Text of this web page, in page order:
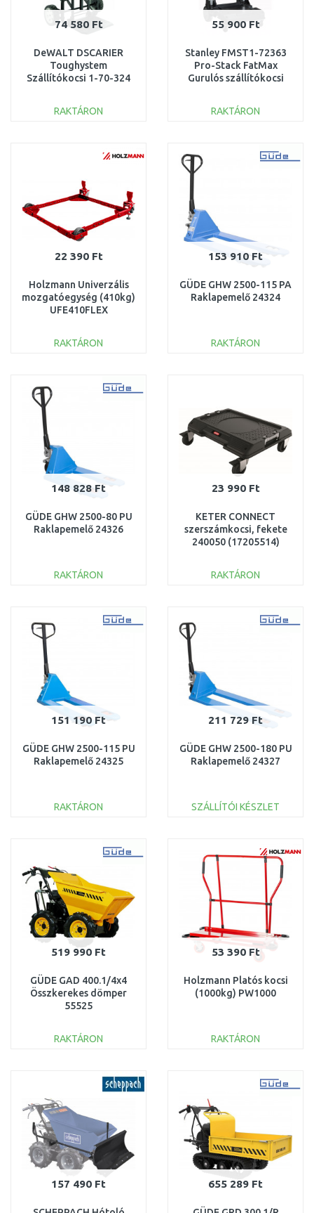
74 580 Ft
DeWALT DSCARIER
Toughystem
Szállítókocsi 1-70-324
RAKTÁRON
Összehasonlítás
55 900 Ft
Stanley FMST1-72363
Pro-Stack FatMax
Gurulós szállítókocsi
RAKTÁRON
Összehasonlítás
22 390 Ft
Holzmann Univerzális
mozgatóegység (410kg)
UFE410FLEX
RAKTÁRON
Összehasonlítás
153 910 Ft
GÜDE GHW 2500-115 PA
Raklapemelő 24324
RAKTÁRON
148 828 Ft
GÜDE GHW 2500-80 PU
Raklapemelő 24326
RAKTÁRON
Összehasonlítás
23 990 Ft
KETER CONNECT
szerszámkocsi, fekete
240050 (17205514)
RAKTÁRON
Összehasonlítás
151 190 Ft
GÜDE GHW 2500-115 PU
Raklapemelő 24325
RAKTÁRON
Összehasonlítás
211 729 Ft
GÜDE GHW 2500-180 PU
Raklapemelő 24327
SZÁLLÍTÓI KÉSZLET
Összehasonlítás
519 990 Ft
GÜDE GAD 400.1/4x4
Összkerekes dömper
55525
RAKTÁRON
Összehasonlítás
53 390 Ft
Holzmann Platós kocsi
(1000kg) PW1000
RAKTÁRON
Összehasonlítás
157 490 Ft 655 289 Ft